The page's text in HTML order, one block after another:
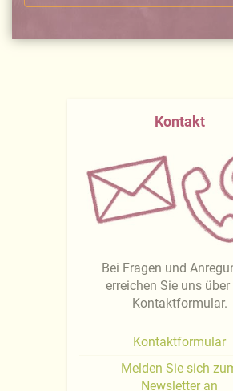
Kontakt
Bei Fragen und
erreichen Sie uns über
Kontaktformular.
Kontaktformular
Melden Sie sich
Newsletter an